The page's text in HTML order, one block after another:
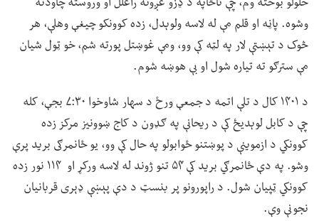
وشوه. پاڼه او قلم مې له لاسه ولوېدل، زده کوونکو چیغې وهلې، هر
څوک د تېښتې لار په لټه کې وو، ومې غوښتل پورته شم، خو ټول شیان
مې سترګو ته تیاره شول او بې هوښه شوم.
د ۱۴۰۱ کال د تلې اتمه د جمعې ورځ د سهار شاوخوا ۷:۳۰ بجې، کله
چې د کابل لوېدیځ کې د ریحانې په ګډون د کاج ښوونیز مرکز زده
کوونکي د ازموینې د پوښتنو ځوابولو په حال کې وو، یو ځانمرګی برید پرې
وشو. په دې ځانمرګي برید کې ۵۴ تنو ژوند له لاسه ورکړ او ۱۱۴ نور زده
کوونکي ټپیان شول. د راپورونو پر بنسټ د دې پېښې ډېری قربانیان
نجونې وې.